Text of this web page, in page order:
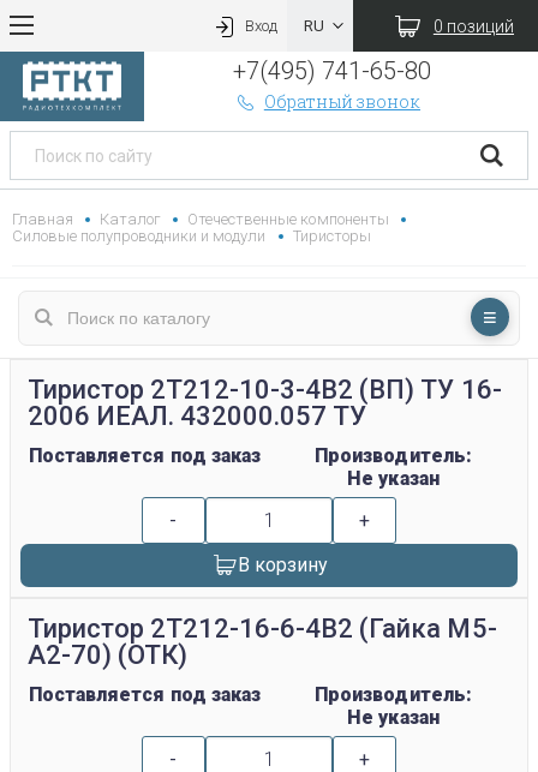
Вход 0 позиций
+7(495) 741-65-80
Обратный звонок
Главная Каталог
Отечественные компоненты
Силовые полупроводники и модули
Тиристоры
Тиристор 2Т212-10-3-4В2 (ВП) ТУ 16-
2006 ИЕАЛ. 432000.057 ТУ
Поставляется под заказ
Производитель:
Не указан
-
+
В корзину
Тиристор 2Т212-16-6-4В2 (Гайка М5-
А2-70) (ОТК)
Поставляется под заказ
Производитель:
Не указан
-
+